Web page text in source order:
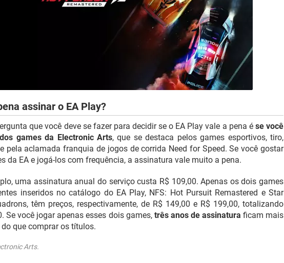
assinar o EA Play?
que você deve se fazer para decidir se o EA Play vale a pena é se você
games da Electronic Arts, que se destaca pelos games esportivos, tiro,
pela aclamada franquia de jogos de corrida Need for Speed. Se você gostar
da EA e jogá-los com frequência, a assinatura vale muito a pena.
uma assinatura anual do serviço custa R$ 109,00. Apenas os dois games
inseridos no catálogo do EA Play, NFS: Hot Pursuit Remastered e Star
têm preços, respectivamente, de R$ 149,00 e R$ 199,00, totalizando
Se você jogar apenas esses dois games, três anos de assinatura ficam mais
que comprar os títulos.
Arts.